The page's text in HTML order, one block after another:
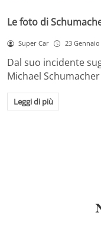
Le foto di
Super Car 23 Gennaio
Dal suo incidente
Michael
Leggi di più